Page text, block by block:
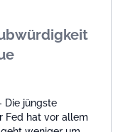
Die jüngste
Fed hat vor allem